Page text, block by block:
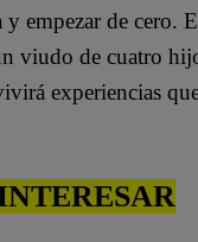
empezar de cero.
viudo de cuatro
experiencias